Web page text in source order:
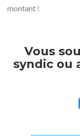
montant !
Vous
syndic ou